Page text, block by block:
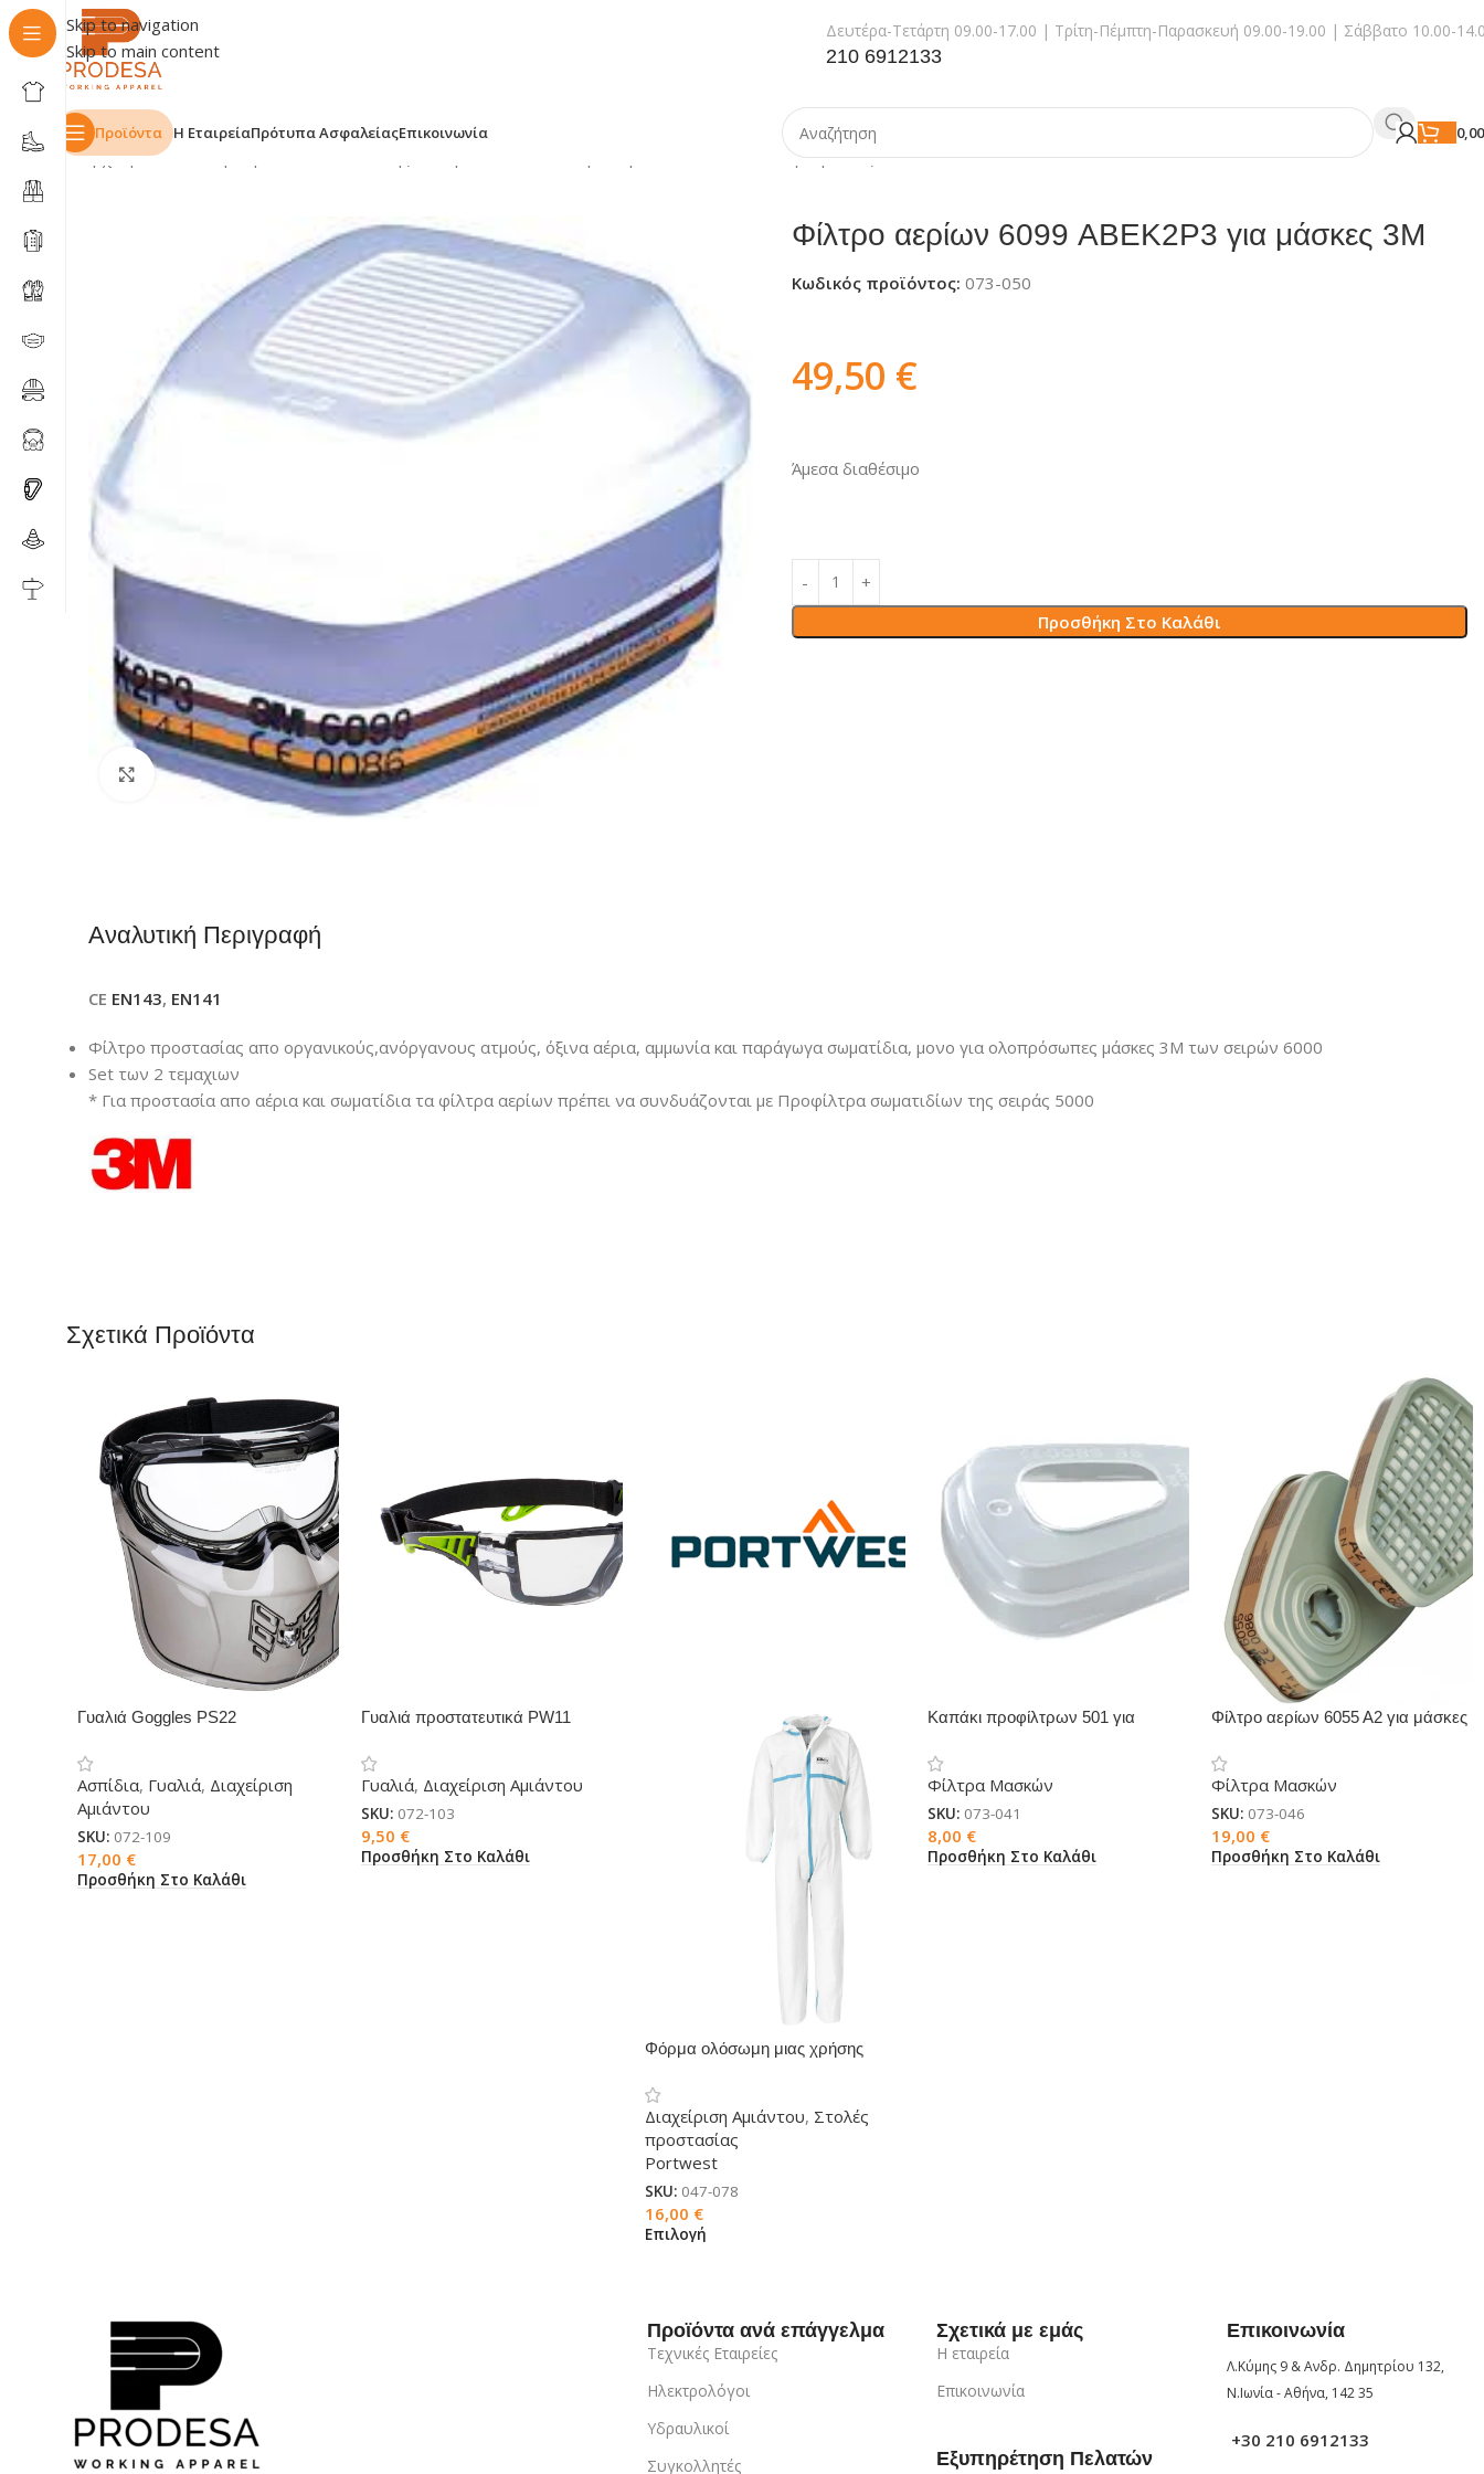
Skip to navigation
Skip to main content
Δευτέρα-Τετάρτη 09.00-17.00 | Τρίτη-Πέμπτη-Παρασκευή 09.00-19.00 | Σάββατο 10.00-
210 6912133
Προϊόντα Η ΕταιρείαΠρότυπα ΑσφαλείαςΕπικοινωνία
Αρχική σελίδα Φίλτρο αερίων 6099 ABEK2P3 για μάσκες 3M
Click to enlarge
Φίλτρο αερίων 6099 ABEK2P3 για μάσκες 3M
Κωδικός προϊόντος: 073-050
49,50 €
Άμεσα διαθέσιμο
Προσθήκη Στο Καλάθι
Αναλυτική Περιγραφή
CE EN143, EN141
Φίλτρο προστασίας απο οργανικούς,ανόργανους ατμούς, όξινα αέρια, αμμωνία και παράγωγα σωματίδια, μονο για ολοπρόσωπες μάσκες 3Μ των σειρών 6000
Set των 2 τεμαχιων
* Για προστασία απο αέρια και σωματίδια τα φίλτρα αερίων πρέπει να συνδυάζονται με Προφίλτρα σωματιδίων της σειράς 5000
Σχετικά Προϊόντα
Γυαλιά Goggles PS22
Ασπίδια, Γυαλιά, Διαχείριση
Αμιάντου
SKU: 072-109
17,00 €
Προσθήκη Στο Καλάθι
Γυαλιά προστατευτικά PW11
Γυαλιά, Διαχείριση Αμιάντου
SKU: 072-103
9,50 €
Προσθήκη Στο Καλάθι
Φόρμα ολόσωμη μιας χρήσης
Διαχείριση Αμιάντου, Στολές
προστασίας
Portwest
SKU: 047-078
16,00 €
Επιλογή
Καπάκι προφίλτρων 501 για
Φίλτρα Μασκών
SKU: 073-041
8,00 €
Προσθήκη Στο Καλάθι
Φίλτρο αερίων 6055 Α2 για μάσκες
Φίλτρα Μασκών
SKU: 073-046
19,00 €
Προσθήκη Στο Καλάθι
Προϊόντα ανά επάγγελμα
Τεχνικές Εταιρείες
Ηλεκτρολόγοι
Υδραυλικοί
Συγκολλητές
Σχετικά με εμάς
Η εταιρεία
Επικοινωνία
Εξυπηρέτηση Πελατών
Επικοινωνία
Λ.Κύμης 9 & Ανδρ. Δημητρίου 132,
Ν.Ιωνία - Αθήνα, 142 35
+30 210 6912133